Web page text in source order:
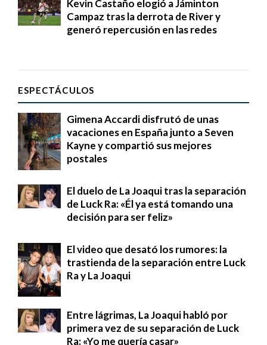
Kevin Castaño elogió a Jáminton
Campaz tras la derrota de River y
generó repercusión en las redes
ESPECTÁCULOS
Gimena Accardi disfrutó de unas
vacaciones en España junto a Seven
Kayne y compartió sus mejores
postales
El duelo de La Joaqui tras la separación
de Luck Ra: «Él ya está tomando una
decisión para ser feliz»
El video que desató los rumores: la
trastienda de la separación entre Luck
Ra y La Joaqui
Entre lágrimas, La Joaqui habló por
primera vez de su separación de Luck
Ra: «Yo me quería casar»